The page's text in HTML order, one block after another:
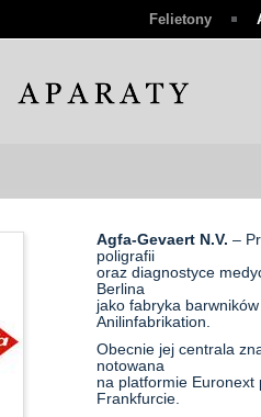
Felietony
Agfa-Gevaert N.V. –
poligrafii
oraz diagnostyce
Berlina
jako fabryka
Anilinfabrikation.
Obecnie jej centrala
notowana
na platformie Euronext
Frankfurcie.